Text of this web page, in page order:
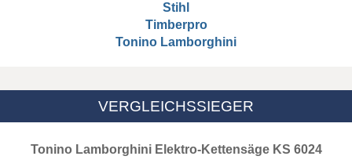
Stihl
Timberpro
Tonino Lamborghini
VERGLEICHSSIEGER
Tonino Lamborghini Elektro-Kettensäge KS 6024